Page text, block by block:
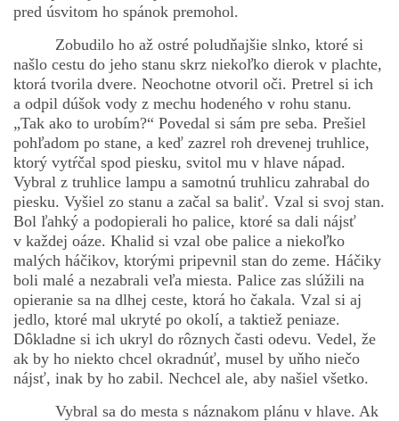
Príbehy a poviedky na tejto stránke sú duševným
vlastníctvom autorov. Všetky práva vyhradené.
© 2026 eStránky.sk RSS |WebSlice Aktualizované 5. 8. 2026
Hore ↑
pred úsvitom ho spánok premohol.
Zobudilo ho až ostré poludňajšie slnko, ktoré si
našlo cestu do jeho stanu skrz niekoľko dierok v plachte,
ktorá tvorila dvere. Neochotne otvoril oči. Pretrel si ich
a odpil dúšok vody z mechu hodeného v rohu stanu.
„Tak ako to urobím?“ Povedal si sám pre seba. Prešiel
pohľadom po stane, a keď zazrel roh drevenej truhlice,
ktorý vytŕčal spod piesku, svitol mu v hlave nápad.
Vybral z truhlice lampu a samotnú truhlicu zahrabal do
piesku. Vyšiel zo stanu a začal sa baliť. Vzal si svoj stan.
Bol ľahký a podopierali ho palice, ktoré sa dali nájsť
v každej oáze. Khalid si vzal obe palice a niekoľko
malých háčikov, ktorými pripevnil stan do zeme. Háčiky
boli malé a nezabrali veľa miesta. Palice zas slúžili na
opieranie sa na dlhej ceste, ktorá ho čakala. Vzal si aj
jedlo, ktoré mal ukryté po okolí, a taktiež peniaze.
Dôkladne si ich ukryl do rôznych časti odevu. Vedel, že
ak by ho niekto chcel okradnúť, musel by uňho niečo
nájsť, inak by ho zabil. Nechcel ale, aby našiel všetko.
Vybral sa do mesta s náznakom plánu v hlave. Ak